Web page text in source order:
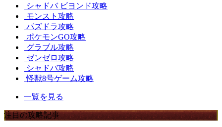
シャドバ ビヨンド攻略
モンスト攻略
パズドラ攻略
ポケモンGO攻略
グラブル攻略
ゼンゼロ攻略
シャドバ攻略
怪獣8号ゲーム攻略
一覧を見る
注目の攻略記事